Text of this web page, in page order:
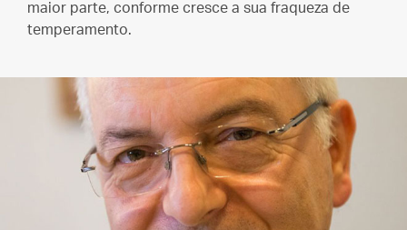
maior parte, conforme cresce a sua fraqueza de
temperamento.